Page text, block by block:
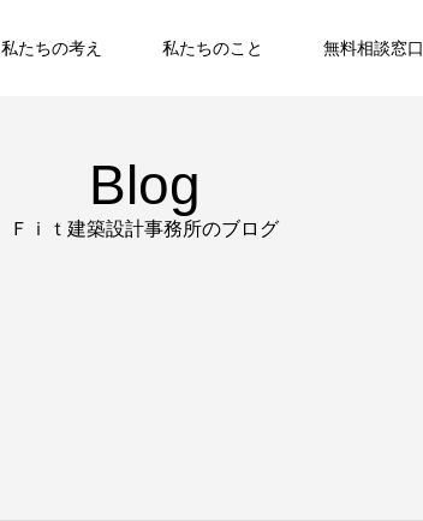
私たちの考え 私たちのこと 無料相談窓口
Blog
Ｆｉｔ建築設計事務所のブログ